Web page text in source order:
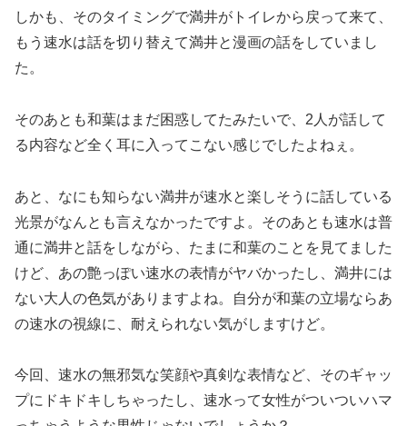
しかも、そのタイミングで満井がトイレから戻って来て、
もう速水は話を切り替えて満井と漫画の話をしていまし
た。
そのあとも和葉はまだ困惑してたみたいで、2人が話して
る内容など全く耳に入ってこない感じでしたよねぇ。
あと、なにも知らない満井が速水と楽しそうに話している
光景がなんとも言えなかったですよ。そのあとも速水は普
通に満井と話をしながら、たまに和葉のことを見てました
けど、あの艶っぽい速水の表情がヤバかったし、満井には
ない大人の色気がありますよね。自分が和葉の立場ならあ
の速水の視線に、耐えられない気がしますけど。
今回、速水の無邪気な笑顔や真剣な表情など、そのギャッ
プにドキドキしちゃったし、速水って女性がついついハマ